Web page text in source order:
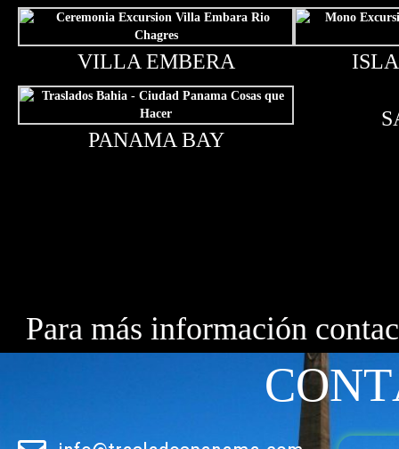
VILLA EMBERA
PANAMA BAY
Para más información